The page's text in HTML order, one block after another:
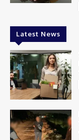
Latest News